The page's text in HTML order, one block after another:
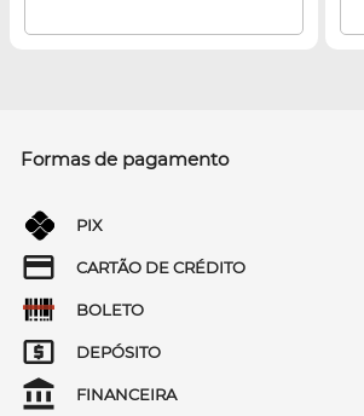
Formas de pagamento
PIX
CARTÃO DE CRÉDITO
BOLETO
DEPÓSITO
FINANCEIRA